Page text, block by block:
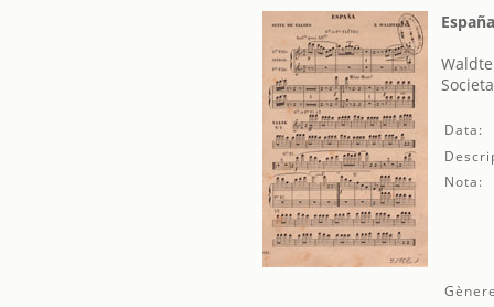
Data:
Nota: